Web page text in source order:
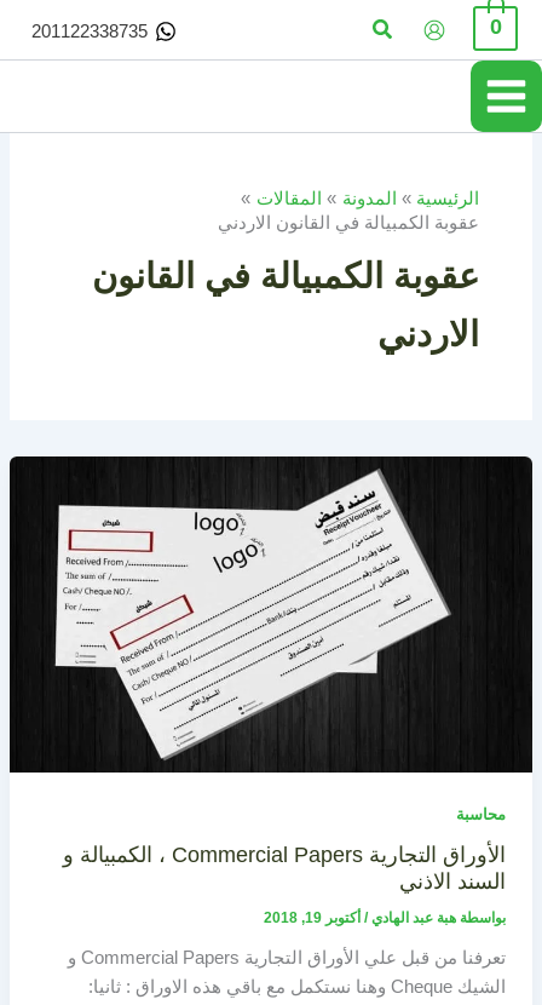
تخطي
المحتوى
0 البحث 201122338735
الرئيسية المدونة
المقالات
عقوبة الكمبيالة في القانون الاردني
عقوبة الكمبيالة في القانون
الاردني
محاسبة
الأوراق التجارية Commercial Papers ، الكمبيالة و
السند الاذني
بواسطة هبة عبد الهادي/ أكتوبر 19, 2018
تعرفنا من قبل علي الأوراق التجارية Commercial Papers و
الشيك Cheque وهنا نستكمل مع باقي هذه الاوراق : ثانيا: